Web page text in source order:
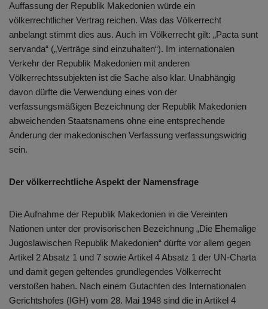
Auffassung der Republik Makedonien würde ein
völkerrechtlicher Vertrag reichen. Was das Völkerrecht
anbelangt stimmt dies aus. Auch im Völkerrecht gilt: „Pacta sunt
servanda“ („Verträge sind einzuhalten“). Im internationalen
Verkehr der Republik Makedonien mit anderen
Völkerrechtssubjekten ist die Sache also klar. Unabhängig
davon dürfte die Verwendung eines von der
verfassungsmäßigen Bezeichnung der Republik Makedonien
abweichenden Staatsnamens ohne eine entsprechende
Änderung der makedonischen Verfassung verfassungswidrig
sein.
Der völkerrechtliche Aspekt der Namensfrage
Die Aufnahme der Republik Makedonien in die Vereinten
Nationen unter der provisorischen Bezeichnung „Die Ehemalige
Jugoslawischen Republik Makedonien“ dürfte vor allem gegen
Artikel 2 Absatz 1 und 7 sowie Artikel 4 Absatz 1 der UN-Charta
und damit gegen geltendes grundlegendes Völkerrecht
verstoßen haben. Nach einem Gutachten des Internationalen
Gerichtshofes (IGH) vom 28. Mai 1948 sind die in Artikel 4